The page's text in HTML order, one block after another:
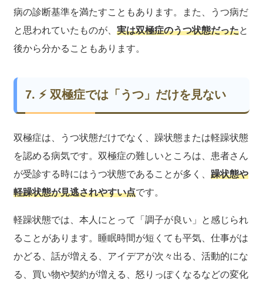
病の診断基準を満たすこともあります。また、うつ病だ
と思われていたものが、実は双極症のうつ状態だったと
後から分かることもあります。
7. ⚡ 双極症では「うつ」だけを見ない
双極症は、うつ状態だけでなく、躁状態または軽躁状態
を認める病気です。双極症の難しいところは、患者さん
が受診する時にはうつ状態であることが多く、躁状態や
軽躁状態が見逃されやすい点です。
軽躁状態では、本人にとって「調子が良い」と感じられ
ることがあります。睡眠時間が短くても平気、仕事がは
かどる、話が増える、アイデアが次々出る、活動的にな
る、買い物や契約が増える、怒りっぽくなるなどの変化